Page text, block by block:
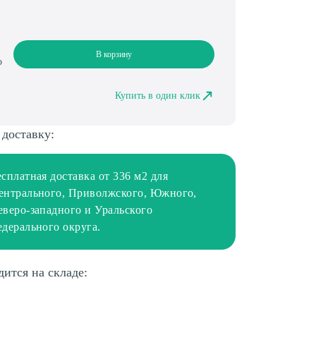
В корзину
Купить в один клик
доставка от 336 м2 для
Приволжского, Южного,
западного и Уральского
округа.
на складе: